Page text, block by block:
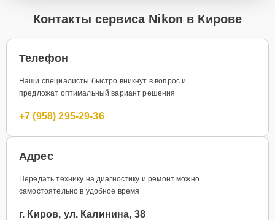
Контакты сервиса Nikon в Кирове
Телефон
Наши специалисты быстро вникнут в вопрос и
предложат оптимальный вариант решения
+7 (958) 295-29-36
Адрес
Передать технику на диагностику и ремонт можно
самостоятельно в удобное время
г. Киров, ул. Калинина, 38